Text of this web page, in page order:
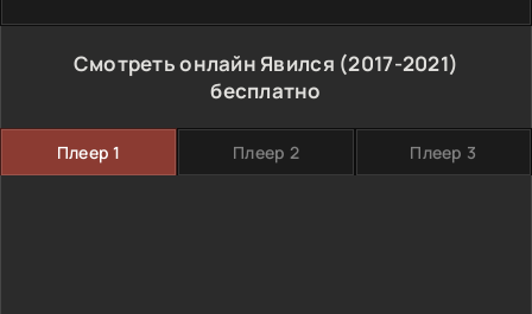
Смотреть онлайн Явился (2017-2021)
бесплатно
Плеер 1 Плеер 2 Плеер 3